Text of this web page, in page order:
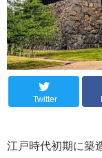
Twitter
江戸時代初期に築